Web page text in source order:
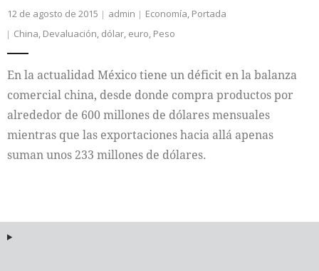
12 de agosto de 2015 admin Economía, Portada
China, Devaluación, dólar, euro, Peso
En la actualidad México tiene un déficit en la balanza
comercial china, desde donde compra productos por
alrededor de 600 millones de dólares mensuales
mientras que las exportaciones hacia allá apenas
suman unos 233 millones de dólares.